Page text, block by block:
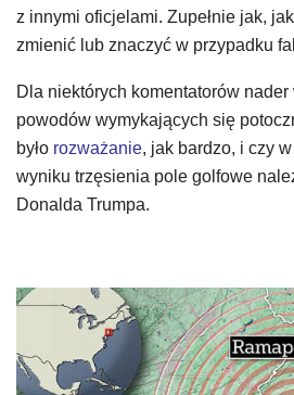
z innymi oficjelami. Zupełnie jak,
zmienić lub znaczyć w przypadku
Dla niektórych komentatorów
powodów wymykających się
było rozważanie, jak bardzo, i czy
wyniku trzęsienia pole golfowe
Donalda Trumpa.